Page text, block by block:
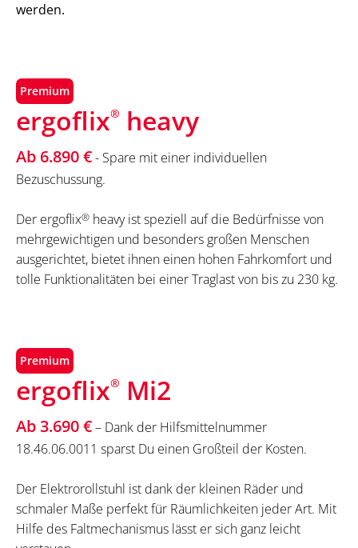
Premium
ergoflix® heavy
Ab 6.890 €- Spare mit einer individuellen
Bezuschussung.
Der ergoflix® heavy ist speziell auf die Bedürfnisse von
mehrgewichtigen und besonders großen Menschen
ausgerichtet, bietet ihnen einen hohen Fahrkomfort und
tolle Funktionalitäten bei einer Traglast von bis zu 230 kg.
werden.
Premium
ergoflix® Mi2
Ab 3.690 €– Dank der Hilfsmittelnummer
18.46.06.0011 sparst Du einen Großteil der Kosten.
Der Elektrorollstuhl ist dank der kleinen Räder und
schmaler Maße perfekt für Räumlichkeiten jeder Art. Mit
Hilfe des Faltmechanismus lässt er sich ganz leicht